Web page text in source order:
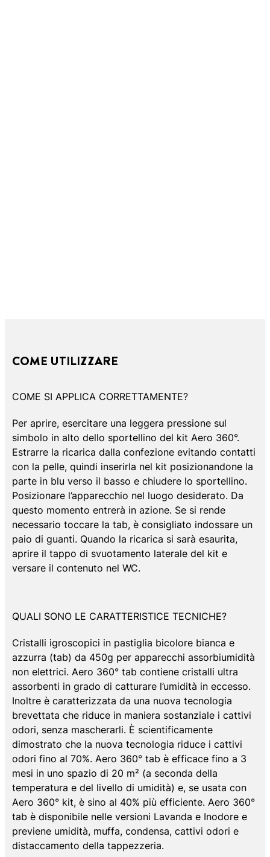
COME UTILIZZARE
COME SI APPLICA CORRETTAMENTE?
Per aprire, esercitare una leggera pressione sul
simbolo in alto dello sportellino del kit Aero 360°.
Estrarre la ricarica dalla confezione evitando contatti
con la pelle, quindi inserirla nel kit posizionandone la
parte in blu verso il basso e chiudere lo sportellino.
Posizionare l’apparecchio nel luogo desiderato. Da
questo momento entrerà in azione. Se si rende
necessario toccare la tab, è consigliato indossare un
paio di guanti. Quando la ricarica si sarà esaurita,
aprire il tappo di svuotamento laterale del kit e
versare il contenuto nel WC.
QUALI SONO LE CARATTERISTICE TECNICHE?
Cristalli igroscopici in pastiglia bicolore bianca e
azzurra (tab) da 450g per apparecchi assorbiumidità
non elettrici. Aero 360° tab contiene cristalli ultra
assorbenti in grado di catturare l’umidità in eccesso.
Inoltre è caratterizzata da una nuova tecnologia
brevettata che riduce in maniera sostanziale i cattivi
odori, senza mascherarli. È scientificamente
dimostrato che la nuova tecnologia riduce i cattivi
odori fino al 70%. Aero 360° tab è efficace fino a 3
mesi in uno spazio di 20 m² (a seconda della
temperatura e del livello di umidità) e, se usata con
Aero 360° kit, è sino al 40% più efficiente. Aero 360°
tab è disponibile nelle versioni Lavanda e Inodore e
previene umidità, muffa, condensa, cattivi odori e
distaccamento della tappezzeria.